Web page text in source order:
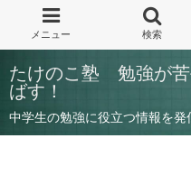
たけのこ塾 勉強が苦
ばす！
中学生の勉強に役立つ情報を発